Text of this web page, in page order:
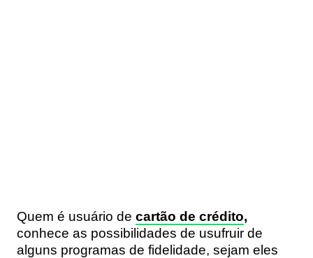
Quem é usuário de cartão de crédito,
conhece as possibilidades de usufruir de
alguns programas de fidelidade, sejam eles